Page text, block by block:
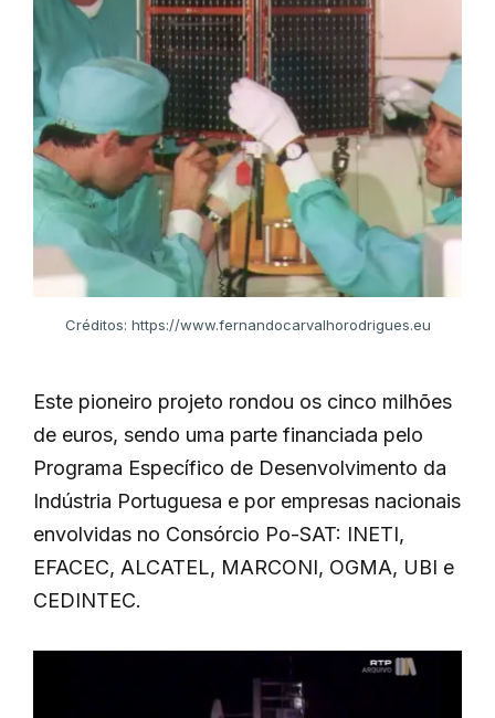
Créditos: https://www.fernandocarvalhorodrigues.eu
Este pioneiro projeto rondou os cinco milhões
de euros, sendo uma parte financiada pelo
Programa Específico de Desenvolvimento da
Indústria Portuguesa e por empresas nacionais
envolvidas no Consórcio Po-SAT: INETI,
EFACEC, ALCATEL, MARCONI, OGMA, UBI e
CEDINTEC.